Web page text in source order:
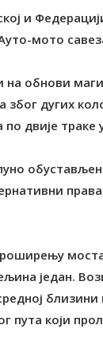
и
мото
на обнови
због дугих
по двије траке
један.
пута који